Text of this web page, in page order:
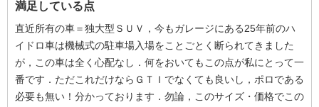
満足している点
直近所有の車＝独大型ＳＵＶ，今もガレージにある25年前のハ
イドロ車は機械式の駐車場入場をことごとく断られてきました
が，この車は全く心配なし．何をおいてもこの点が私にとって一
番です．ただこれだけならＧＴＩでなくても良いし，ポロである
必要も無い！分かっております．勿論，このサイズ・価格でこの